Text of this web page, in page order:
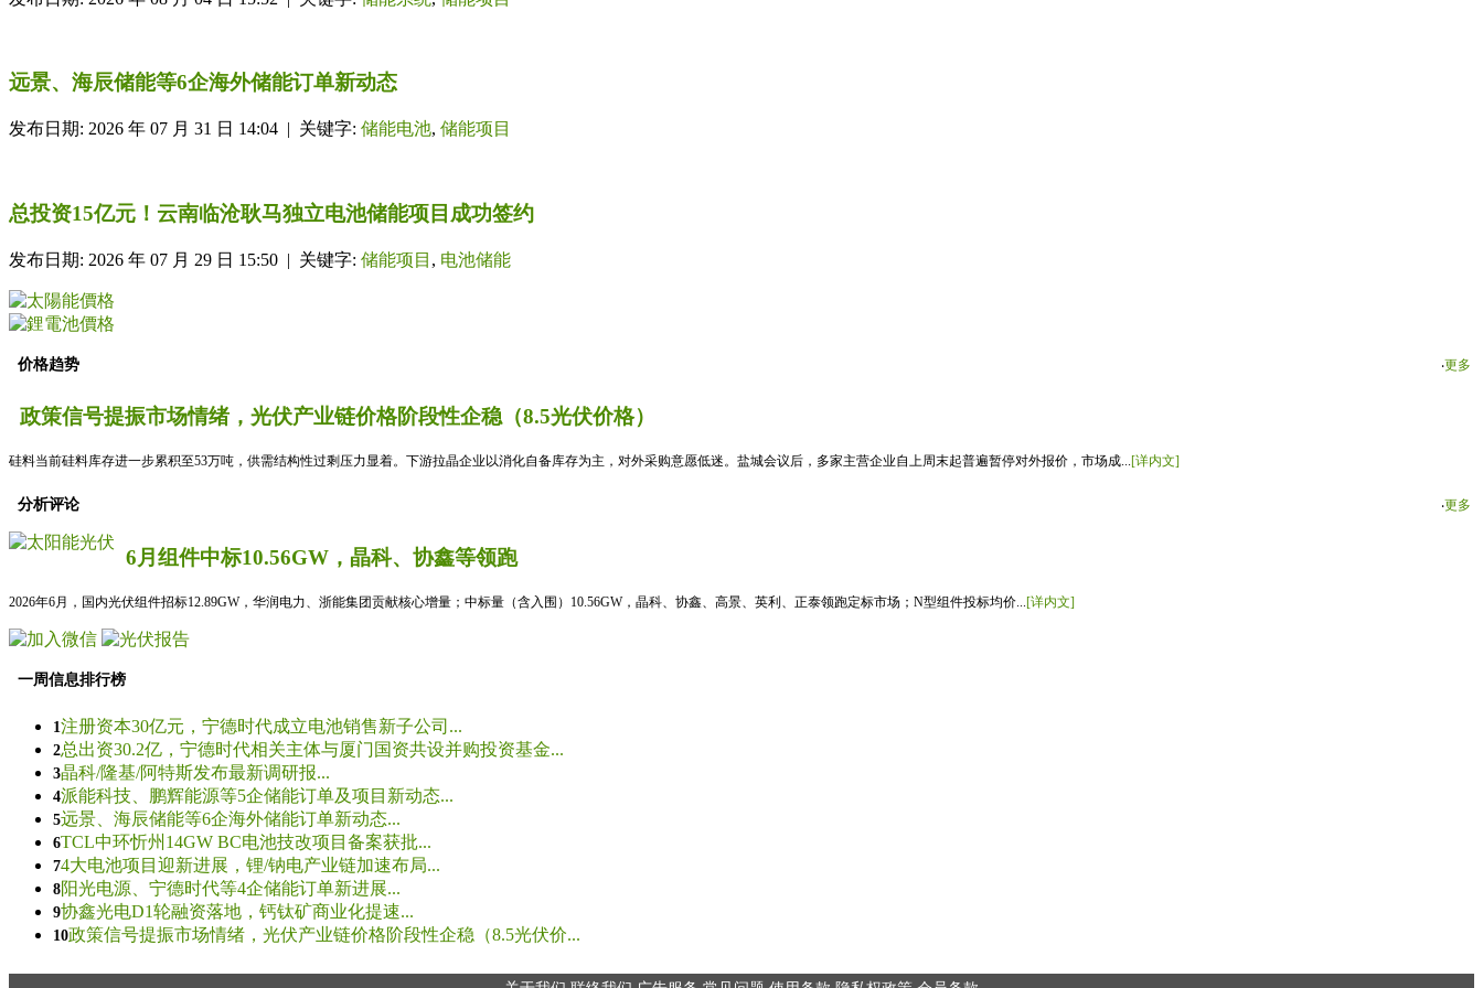
远景、海辰储能等6企海外储能订单新动态
发布日期: 2026 年 07 月 31 日 14:04 | 关键字: 储能电池, 储能项目
总投资15亿元！云南临沧耿马独立电池储能项目成功签约
发布日期: 2026 年 07 月 29 日 15:50 | 关键字: 储能项目 , 电池储能
价格趋势 ‧更多
政策信号提振市场情绪，光伏产业链价格阶段性企稳（8.5光伏价格）
硅料当前硅料库存进一步累积至53万吨，供需结构性过剩压力显着。下游拉晶企业以消化自备库存为主，对外采购意愿低迷。盐城会议后，多家主营企业自上周末起普遍暂停对外报价，市场成...[详内文]
分析评论 ‧更多
6月组件中标10.56GW，晶科、协鑫等领跑
2026年6月，国内光伏组件招标12.89GW，华润电力、浙能集团贡献核心增量；中标量（含入围）10.56GW，晶科、协鑫、高景、英利、正泰领跑定标市场；N型组件投标均价... [详内文]
一周信息排行榜
1注册资本30亿元，宁德时代成立电池销售新子公司...
2总出资30.2亿，宁德时代相关主体与厦门国资共设并购投资基金...
3晶科/隆基/阿特斯发布最新调研报...
4派能科技、鹏辉能源等5企储能订单及项目新动态...
5远景、海辰储能等6企海外储能订单新动态...
6TCL中环忻州14GW BC电池技改项目备案获批...
74大电池项目迎新进展，锂/钠电产业链加速布局...
8阳光电源、宁德时代等4企储能订单新进展...
9协鑫光电D1轮融资落地，钙钛矿商业化提速...
10政策信号提振市场情绪，光伏产业链价格阶段性企稳（8.5光伏价...